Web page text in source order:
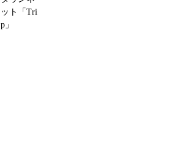
ット「Tri
p」